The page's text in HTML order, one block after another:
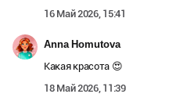
16 Май 2026, 15:41
Anna Homutova
Какая красота 😍
18 Май 2026, 11:39